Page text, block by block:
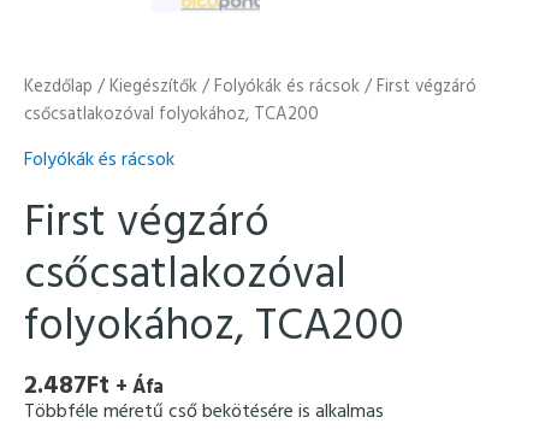
Kezdőlap /Kiegészítők/Folyókák és rácsok/ First végzáró
csőcsatlakozóval folyokához, TCA200
Folyókák és rácsok
First végzáró
csőcsatlakozóval
folyokához, TCA200
2.487Ft + Áfa
Többféle méretű cső bekötésére is alkalmas